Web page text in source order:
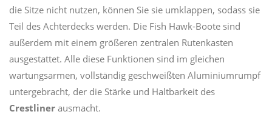
die Sitze nicht nutzen, können Sie sie umklappen, sodass sie
Teil des Achterdecks werden. Die Fish Hawk-Boote sind
außerdem mit einem größeren zentralen Rutenkasten
ausgestattet. Alle diese Funktionen sind im gleichen
wartungsarmen, vollständig geschweißten Aluminiumrumpf
untergebracht, der die Stärke und Haltbarkeit des
Crestliner ausmacht.